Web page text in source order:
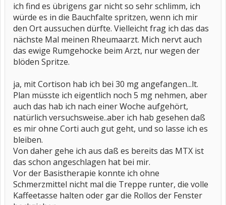
ich find es übrigens gar nicht so sehr schlimm, ich
würde es in die Bauchfalte spritzen, wenn ich mir
den Ort aussuchen dürfte. Vielleicht frag ich das das
nächste Mal meinen Rheumaarzt. Mich nervt auch
das ewige Rumgehocke beim Arzt, nur wegen der
blöden Spritze.
ja, mit Cortison hab ich bei 30 mg angefangen...lt.
Plan müsste ich eigentlich noch 5 mg nehmen, aber
auch das hab ich nach einer Woche aufgehört,
natürlich versuchsweise..aber ich hab gesehen daß
es mir ohne Corti auch gut geht, und so lasse ich es
bleiben.
Von daher gehe ich aus daß es bereits das MTX ist
das schon angeschlagen hat bei mir.
Vor der Basistherapie konnte ich ohne
Schmerzmittel nicht mal die Treppe runter, die volle
Kaffeetasse halten oder gar die Rollos der Fenster